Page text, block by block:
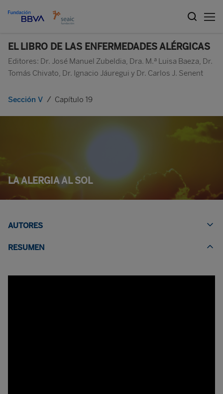
EL LIBRO DE LAS ENFERMEDADES ALÉRGICAS
Editores: Dr. José Manuel Zubeldia, Dra. M.ª Luisa Baeza, Dr.
Tomás Chivato, Dr. Ignacio Jáuregui y Dr. Carlos J. Senent
Sección V / Capítulo 19
LA ALERGIA AL SOL
RESUMEN
AUTORES